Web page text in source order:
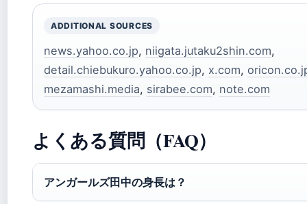
ADDITIONAL SOURCES
news.yahoo.co.jp, niigata.jutaku2shin.com,
detail.chiebukuro.yahoo.co.jp, x.com,
mezamashi.media, sirabee.com, note.com
よくある質問（FAQ）
アンガールズ田中の身長は？